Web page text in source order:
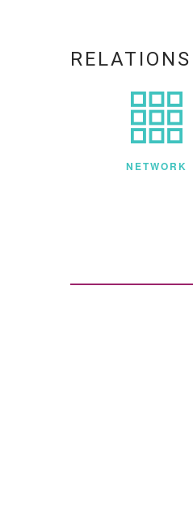
RELATIONS
NETWORK